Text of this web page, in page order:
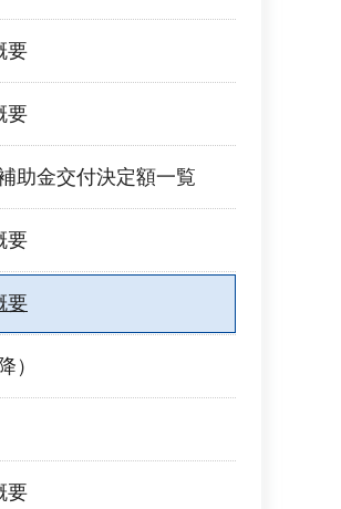
要
要
助金交付決定額一覧
要
要
）
要